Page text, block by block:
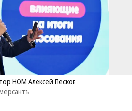
НОМ Алексей Песков